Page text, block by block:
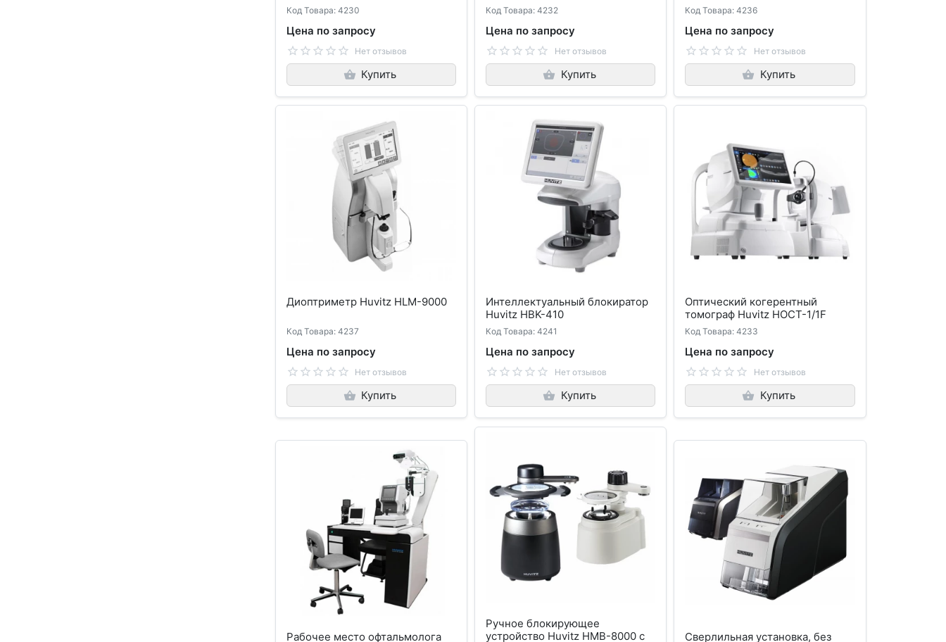
Код Товара: 4230
Цена по запросу
Нет отзывов
Купить
Код Товара: 4232
Цена по запросу
Нет отзывов
Купить
Код Товара: 4236
Цена по запросу
Нет отзывов
Купить
Диоптриметр Huvitz HLM-9000
Код Товара: 4237
Цена по запросу
Нет отзывов
Купить
Интеллектуальный блокиратор
Huvitz HBK-410
Код Товара: 4241
Цена по запросу
Нет отзывов
Купить
Оптический когерентный
томограф Huvitz HOCT-1/1F
Код Товара: 4233
Цена по запросу
Нет отзывов
Купить
Рабочее место офтальмолога
Ручное блокирующее
устройство Huvitz HMB-8000 с
Сверлильная установка, без